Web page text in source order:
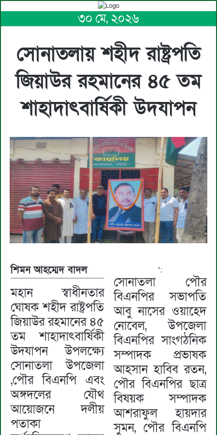
৩০ মে, ২০২৬
সোনাতলায় শহীদ রাষ্ট্রপতি
জিয়াউর রহমানের ৪৫ তম
শাহাদাৎবার্ষিকী উদযাপন
শিমন আহম্মেদ বাদল
মহান স্বাধীনতার
ঘোষক শহীদ রাষ্ট্রপতি
জিয়াউর রহমানের ৪৫
তম শাহাদাৎবার্ষিকী
উদযাপন উপলক্ষ্যে
সোনাতলা উপজেলা
,পৌর বিএনপি এবং
অঙ্গদলের যৌথ
আয়োজনে দলীয়
পতাকা
";
সোনাতলা পৌর
বিএনপির সভাপতি
আবু নাসের ওয়াহেদ
নোবেল, উপজেলা
বিএনপির সাংগঠনিক
সম্পাদক প্রভাষক
আহসান হাবিব রতন,
পৌর বিএনপির ছাত্র
বিষয়ক সম্পাদক
আশরাফুল হায়দার
সুমন, পৌর বিএনপি